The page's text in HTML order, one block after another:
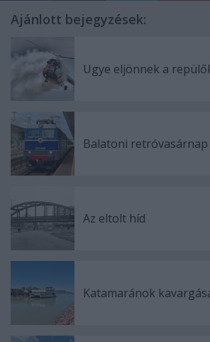
Ajánlott bejegyzések:
Ugye eljönnek a
Balatoni retróvasárnap
Az eltolt híd
Katamaránok